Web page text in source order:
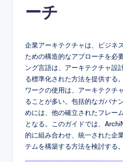
A
o
ーチ
企業アーキテクチャは、ビジネ
ための構造的なアプローチを必
ング言語は、アーキテクチャ設
る標準化された方法を提供する
ワークの使用は、アーキテクチ
ることが多い。包括的なガバナ
めには、他の確立されたフレー
となる。このガイドでは、
的に組み合わせ、統一された企
テムを構築する方法を検討する。